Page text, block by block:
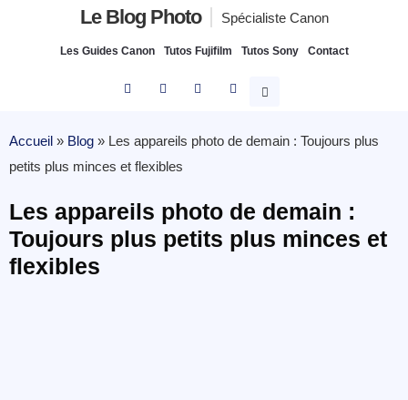
Le Blog Photo Spécialiste Canon
Les Guides Canon Tutos Fujifilm Tutos Sony Contact
Accueil » Blog » Les appareils photo de demain : Toujours plus
petits plus minces et flexibles
Les appareils photo de demain :
Toujours plus petits plus minces et
flexibles